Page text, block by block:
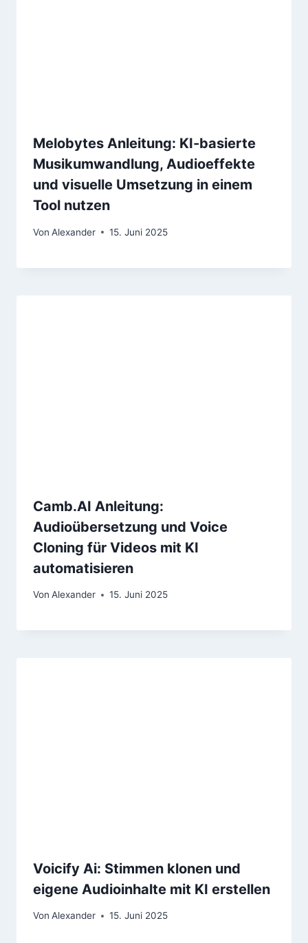
Melobytes Anleitung: KI-basierte
Musikumwandlung, Audioeffekte
und visuelle Umsetzung in einem
Tool nutzen
Von Alexander 15. Juni 2025
Camb.AI Anleitung:
Audioübersetzung und Voice
Cloning für Videos mit KI
automatisieren
Von Alexander 15. Juni 2025
Voicify Ai: Stimmen klonen und
eigene Audioinhalte mit KI erstellen
Von Alexander 15. Juni 2025